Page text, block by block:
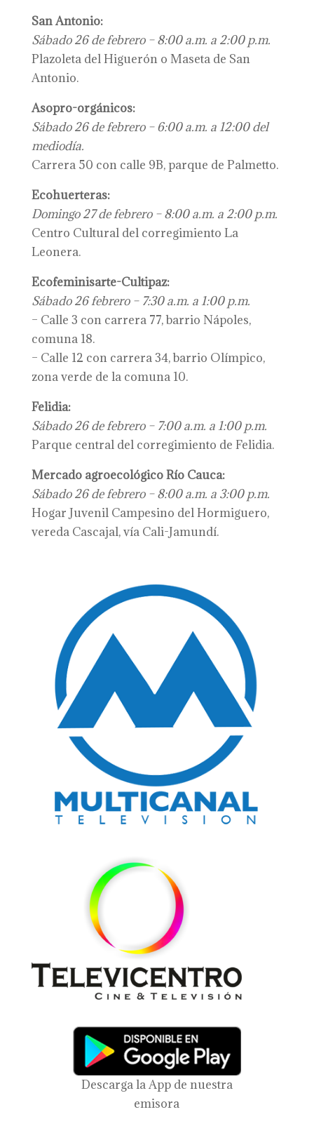
San Antonio:
Sábado 26 de febrero – 8:00 a.m. a 2:00 p.m.
Plazoleta del Higuerón o Maseta de San
Antonio.
Asopro-orgánicos:
Sábado 26 de febrero – 6:00 a.m. a 12:00 del
mediodía.
Carrera 50 con calle 9B, parque de Palmetto.
Ecohuerteras:
Domingo 27 de febrero – 8:00 a.m. a 2:00 p.m.
Centro Cultural del corregimiento La
Leonera.
Ecofeminisarte-Cultipaz:
Sábado 26 febrero – 7:30 a.m. a 1:00 p.m.
– Calle 3 con carrera 77, barrio Nápoles,
comuna 18.
– Calle 12 con carrera 34, barrio Olímpico,
zona verde de la comuna 10.
Felidia:
Sábado 26 de febrero – 7:00 a.m. a 1:00 p.m.
Parque central del corregimiento de Felidia.
Mercado agroecológico Río Cauca:
Sábado 26 de febrero – 8:00 a.m. a 3:00 p.m.
Hogar Juvenil Campesino del Hormiguero,
vereda Cascajal, vía Cali-Jamundí.
Descarga la App de nuestra
emisora